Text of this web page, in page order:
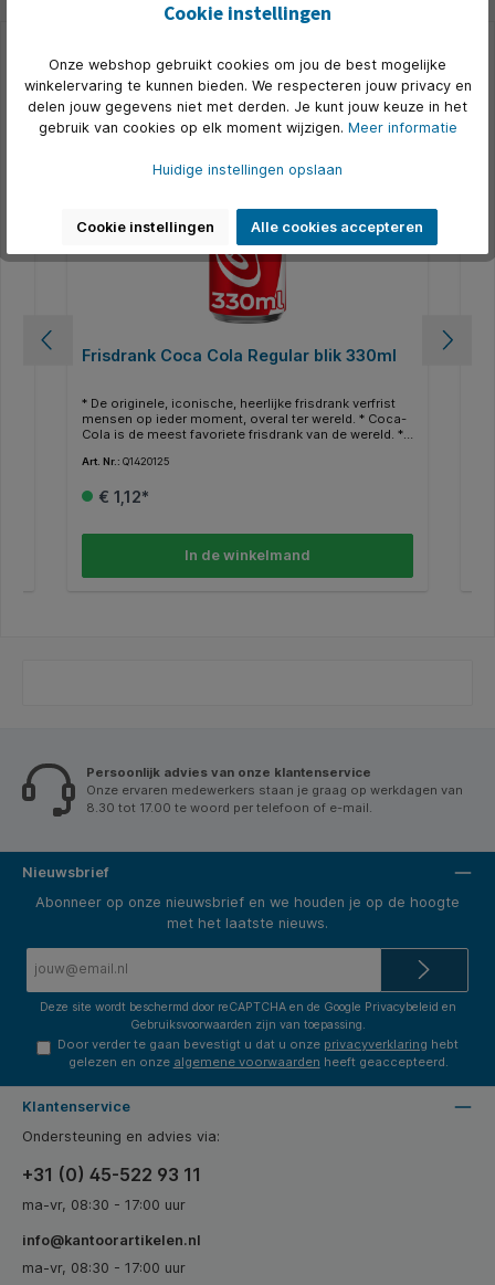
Productgalerij overslaan
500+ op voorraad
Frisdrank Coca Cola Regular blik 330ml
* De originele, iconische, heerlijke frisdrank verfrist
mensen op ieder moment, overal ter wereld. * Coca-
Cola is de meest favoriete frisdrank van de wereld. *
conserveermiddelen. * Geschikt voor vegetariërs en
Art. Nr.: Q1420125
€ 1,12*
In de winkelmand
Persoonlijk advies van onze klantenservice
Onze ervaren medewerkers staan je graag op werkdagen van
8.30 tot 17.00 te woord per telefoon of e-mail.
Nieuwsbrief
Abonneer op onze nieuwsbrief en we houden je op de hoogte
met het laatste nieuws.
Deze site wordt beschermd door reCAPTCHA en de Google Privacybeleid en
Gebruiksvoorwaarden zijn van toepassing.
Door verder te gaan bevestigt u dat u onze privacyverklaring hebt
gelezen en onze algemene voorwaarden heeft geaccepteerd.
Klantenservice
Ondersteuning en advies via:
+31 (0) 45-522 93 11
ma-vr, 08:30 - 17:00 uur
info@kantoorartikelen.nl
ma-vr, 08:30 - 17:00 uur
Cookie instellingen
Onze webshop gebruikt cookies om jou de best mogelijke
winkelervaring te kunnen bieden. We respecteren jouw privacy en
delen jouw gegevens niet met derden. Je kunt jouw keuze in het
gebruik van cookies op elk moment wijzigen. Meer informatie
Huidige instellingen opslaan
Cookie instellingen Alle cookies accepteren